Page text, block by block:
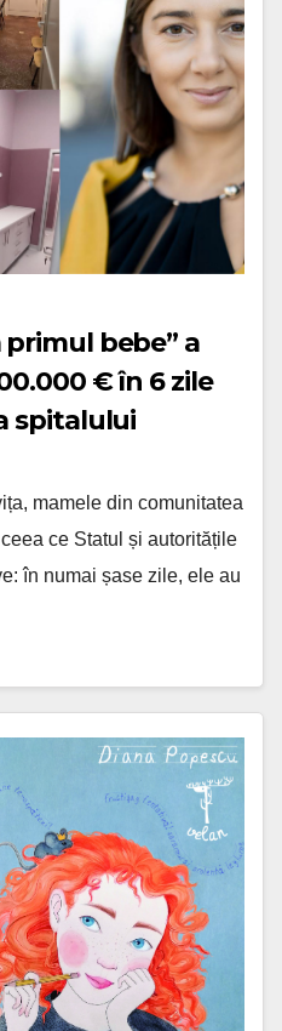
bebe” a
€ în 6 zile
spitalului
mamele din comunitatea
ce Statul și autoritățile
în numai șase zile, ele au